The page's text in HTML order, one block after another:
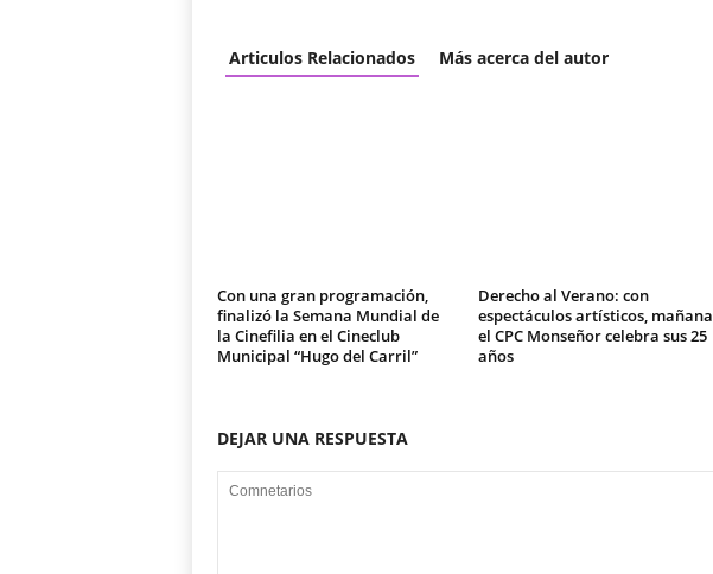
Articulos Relacionados Más acerca del autor
Con una gran programación,
finalizó la Semana Mundial de
la Cinefilia en el Cineclub
Municipal “Hugo del Carril”
Derecho al Verano: con
espectáculos artísticos, mañana
el CPC Monseñor celebra sus 25
años
DEJAR UNA RESPUESTA